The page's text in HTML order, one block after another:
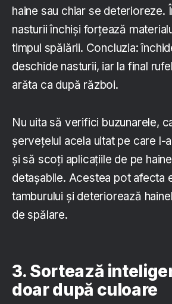
haine sau chiar se deterioreze.
nasturii închiși forțează
timpul spălării. Concluzia:
deschide nasturii, iar la final
arăta ca după război.
Nu uita să verifici buzunarele,
șervețelul acela uitat pe care l-
și să scoți aplicațiile de pe
detașabile. Acestea pot afecta
tamburului și deteriorează
de spălare.
3. Sortează
doar după culoare